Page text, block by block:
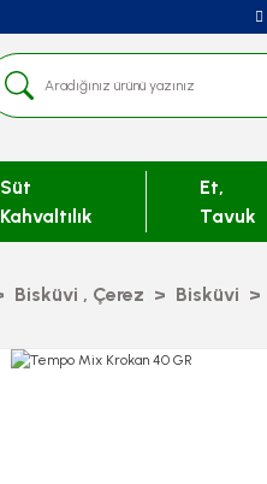
Süt
Kahvaltılık
Et,
Tavuk
Bisküvi , Çerez Bisküvi